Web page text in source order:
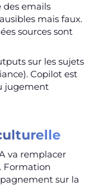
des emails
mais faux.
sources sont
sur les sujets
Copilot est
jugement
va remplacer
Formation
sur la